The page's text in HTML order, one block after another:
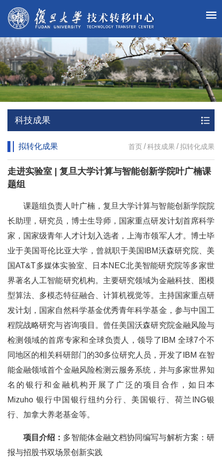
科技成果
拟转化成果 首页/科技成果 /拟转化成果
走进实验室 | 复旦大学计算与智能创新学院叶广楠课
题组
课题组负责人叶广楠，复旦大学计算与智能创新学院院
长助理，研究员，博士生导师，国家重点研发计划首席科学
家，国家级青年人才计划入选者，上海市领军人才。博士毕
业于美国哥伦比亚大学，曾就职于美国IBM沃森研究院、美
国AT&T多媒体实验室、日本NEC北美智能研究院等多家世
界著名人工智能研究机构。主要研究领域为金融科技、图模
型算法、多模态特征融合、计算机视觉等。主持国家重点研
发计划，国家自然科学基金优秀青年科学基金，参与中国工
程院战略研究与咨询项目。曾任美国沃森研究院金融风险与
检测领域的首席专家和全球负责人，领导了IBM 全球7个不
同地区的相关科研部门的30多位研究人员，开发了IBM 在智
能金融领域首个金融风险检测云服务系统，并与多家世界知
名的银行和金融机构开展了广泛的项目合作，如日本
Mizuho 银行中国银行纽约分行、美国银行、荷兰ING银
行、加拿大养老基金等。
项目介绍： 多智能体金融文档协同编写与解析方案：研
报与招股书双场景创新实践